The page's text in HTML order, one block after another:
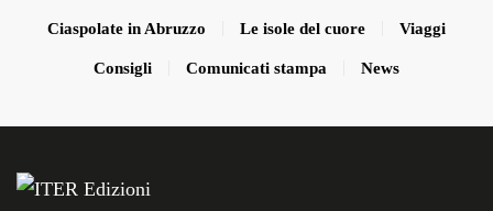
Ciaspolate in Abruzzo Le isole del cuore Viaggi
Consigli Comunicati stampa News